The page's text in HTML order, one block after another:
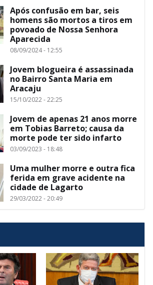
Após confusão em bar, seis
homens são mortos a tiros em
povoado de Nossa Senhora
Aparecida
08/09/2024 - 12:55
Jovem blogueira é assassinada
no Bairro Santa Maria em
Aracaju
15/10/2022 - 22:25
Jovem de apenas 21 anos morre
em Tobias Barreto; causa da
morte pode ter sido infarto
03/09/2023 - 18:48
Uma mulher morre e outra fica
ferida em grave acidente na
cidade de Lagarto
29/03/2022 - 20:49